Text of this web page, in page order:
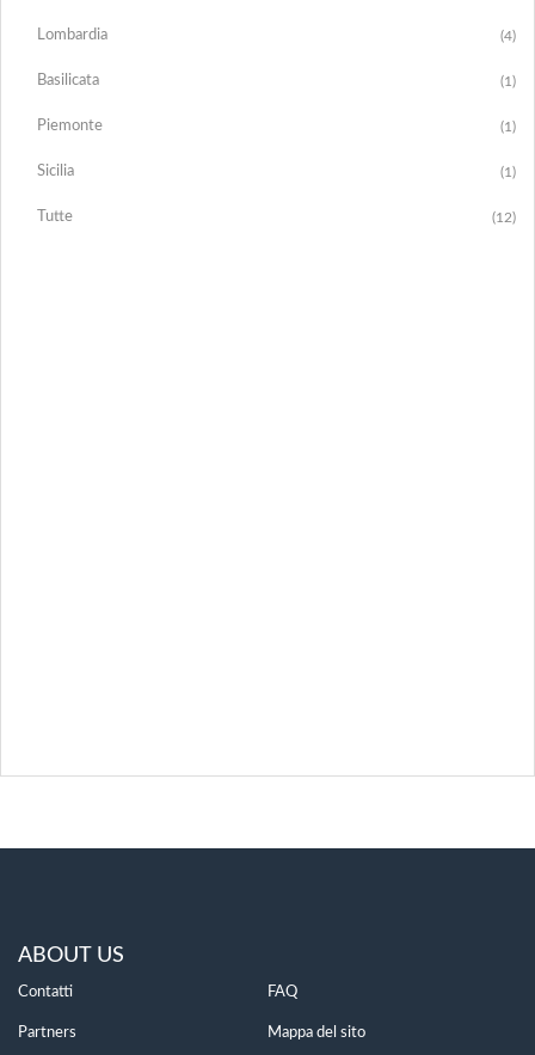
Lombardia (4)
Basilicata (1)
Piemonte (1)
Sicilia (1)
Tutte (12)
ABOUT US
Contatti FAQ
Partners Mappa del sito